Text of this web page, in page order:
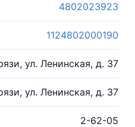
4802023923
1124802000190
ул. Ленинская, д. 37
ул. Ленинская, д. 37
2-62-05